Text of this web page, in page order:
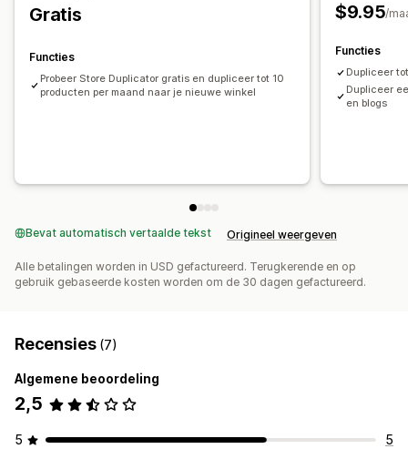
Gratis
Functies
Probeer Store Duplicator gratis en dupliceer tot 10
producten per maand naar je nieuwe winkel
$9.95/
Functies
Dupliceer
Dupliceer
en blogs
Bevat automatisch vertaalde tekst Origineel weergeven
Alle betalingen worden in USD gefactureerd. Terugkerende en op
gebruik gebaseerde kosten worden om de 30 dagen gefactureerd.
Recensies (7)
Algemene beoordeling
2,5
5
5